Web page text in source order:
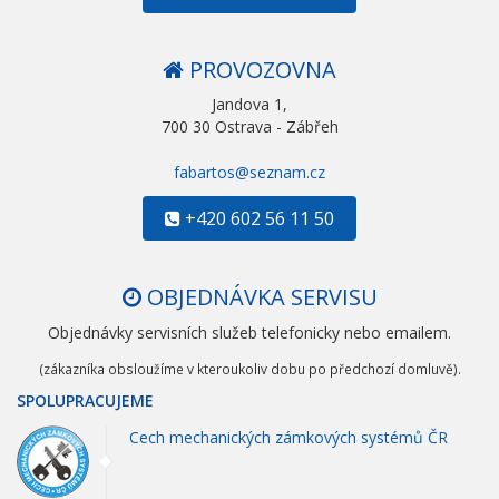
PROVOZOVNA
Jandova 1,
700 30 Ostrava - Zábřeh
fabartos@seznam.cz
+420 602 56 11 50
OBJEDNÁVKA SERVISU
Objednávky servisních služeb telefonicky nebo emailem.
(zákazníka obsloužíme v kteroukoliv dobu po předchozí domluvě).
SPOLUPRACUJEME
Cech mechanických zámkových systémů ČR